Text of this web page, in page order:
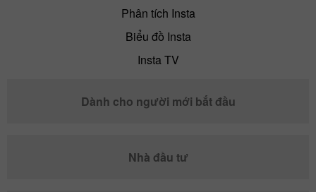
Phân tích Insta
Biểu đồ Insta
Insta TV
Dành cho người mới bắt đầu
Nhà đầu tư